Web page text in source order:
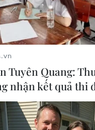
Tuyên Quang:
nhận kết quả thi